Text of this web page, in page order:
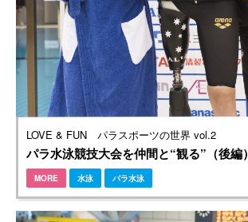
LOVE & FUN パラスポーツの世界 vol.2
パラ水泳競技大会を仲間と“観る”（後編）
MORE 水泳 パラ水泳